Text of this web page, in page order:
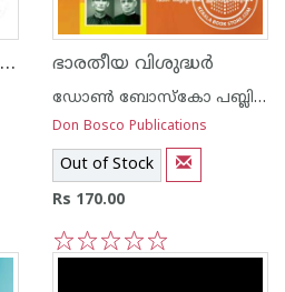
അടയാളനക്ഷത്രമായി ഗോപി ഭാരതീയ വിശുദ്ധര്‍
ഡോണ്‍ ബോസ്കോ പബ്ലിക്കേഷന്‍സ്
Don Bosco Publications
Out of Stock
Rs 170.00
5
4
3
2
1